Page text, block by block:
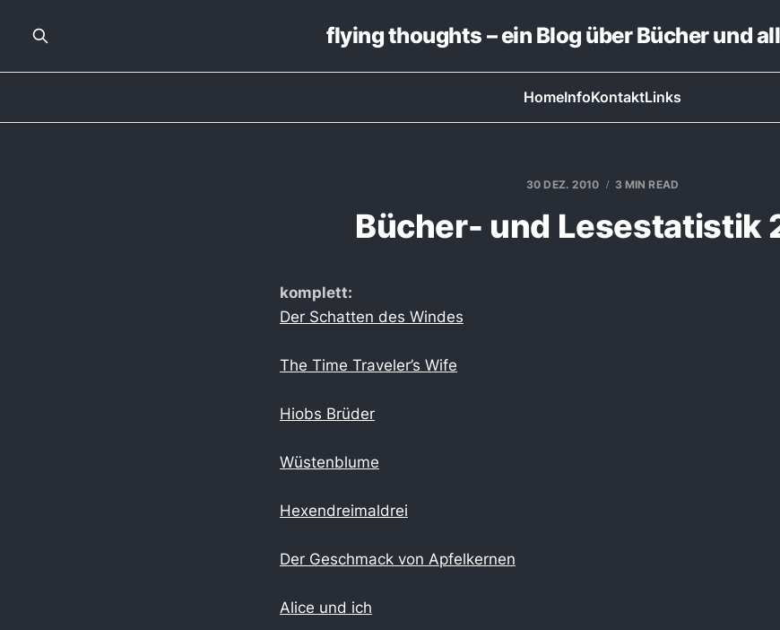
flying thoughts – ein Blog über Bücher und
HomeInfoKontaktLinks
30 DEZ. 2010 3 MIN READ
Bücher- und Lesestatistik
komplett:
Der Schatten des Windes
The Time Traveler’s Wife
Hiobs Brüder
Wüstenblume
Hexendreimaldrei
Der Geschmack von Apfelkernen
Alice und ich